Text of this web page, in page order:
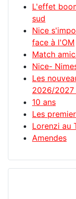
L'effet
sud
Nice
face à l'OM
Match
Nice-
Les
2026/2027
10 ans
Les
Lorenzi au
Amendes